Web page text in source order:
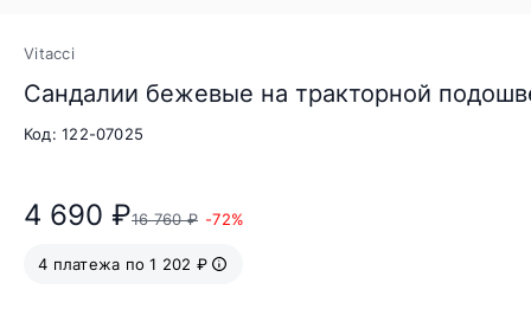
Vitacci
Сандалии бежевые на тракторной
Код: 122-07025
4 690 ₽16 760 ₽ -72%
4 платежа по 1 202 ₽